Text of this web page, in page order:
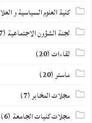
كلية العلوم السياسية و
لجنة الشؤون الاجتماعية (7)
لقاءات(20)
ماستر(20)
مجلات المخابر(7)
مجلات كليات الجامعة (6)